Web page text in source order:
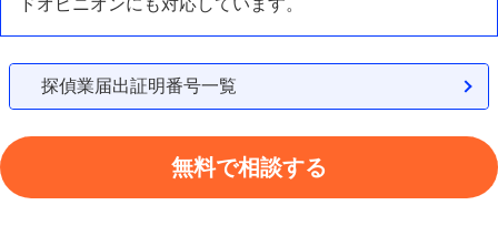
探偵業届出証明番号一覧
無料で相談する